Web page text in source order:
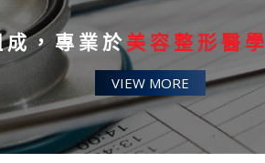
成，專業於美容整形醫學
VIEW MORE